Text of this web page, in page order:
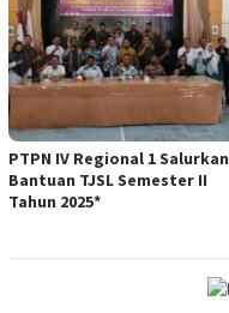
PTPN IV Regional 1 Salurkan
Bantuan TJSL Semester II
Tahun 2025*